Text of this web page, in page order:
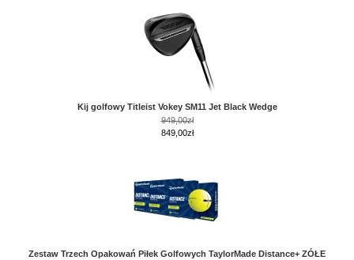
Kij golfowy Titleist Vokey SM11 Jet Black Wedge
949,00zł
849,00zł
Zestaw Trzech Opakowań Piłek Golfowych TaylorMade Distance+ ZÓŁE